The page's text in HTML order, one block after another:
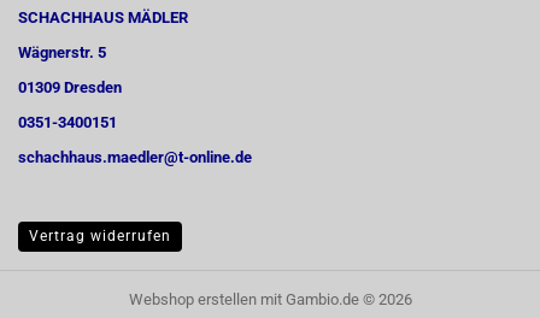
SCHACHHAUS MÄDLER
Wägnerstr. 5
01309 Dresden
0351-3400151
schachhaus.maedler@t-online.de
Vertrag widerrufen
Webshop erstellenmit Gambio.de © 2026